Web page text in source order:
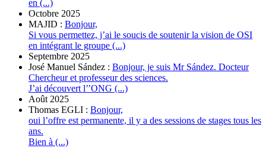
en (...)
Octobre 2025
MAJID : Bonjour,
Si vous permettez, j’ai le soucis de soutenir la vision de OSI
en intégrant le groupe (...)
Septembre 2025
José Manuel Sández : Bonjour, je suis Mr Sández. Docteur
Chercheur et professeur des sciences.
J’ai découvert l’’ONG (...)
Août 2025
Thomas EGLI : Bonjour,
oui l’offre est permanente, il y a des sessions de stages tous les
ans.
Bien à (...)